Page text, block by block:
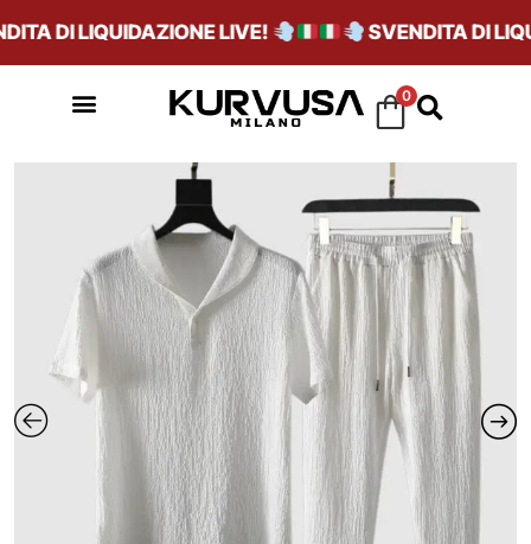
DI LIQUIDAZIONE LIVE! SVENDITA DI
0